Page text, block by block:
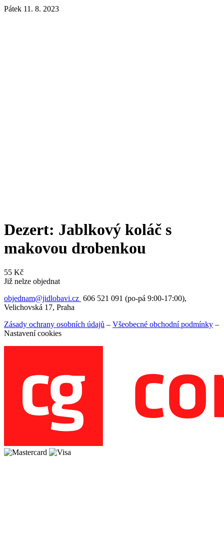
Pátek 11. 8. 2023
Dezert: Jablkový koláč s
makovou drobenkou
55 Kč
Již nelze objednat
objednam@jidlobavi.cz 606 521 091 (po-pá 9:00-17:00),
Velichovská 17, Praha
Zásady ochrany osobních údajů – Všeobecné obchodní podmínky –
Nastavení cookies